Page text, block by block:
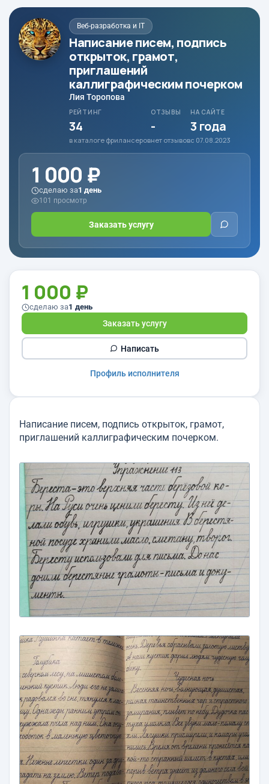
Веб-разработка и IT
Написание писем, подпись
открыток, грамот,
приглашений
каллиграфическим почерком
Лия Торопова
РЕЙТИНГ
34
в каталоге фрилансеров
ОТЗЫВЫ
-
нет отзывов
НА САЙТЕ
3 года
с 07.08.2023
1 000 ₽
сделаю за1 день
101 просмотр
Заказать услугу
Написание писем, подпись открыток, грамот,
приглашений каллиграфическим почерком.
1 000 ₽
сделаю за1 день
Заказать услугу
Написать
Профиль исполнителя